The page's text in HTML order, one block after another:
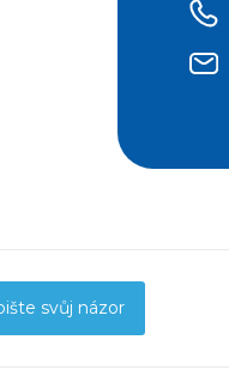
svůj názor